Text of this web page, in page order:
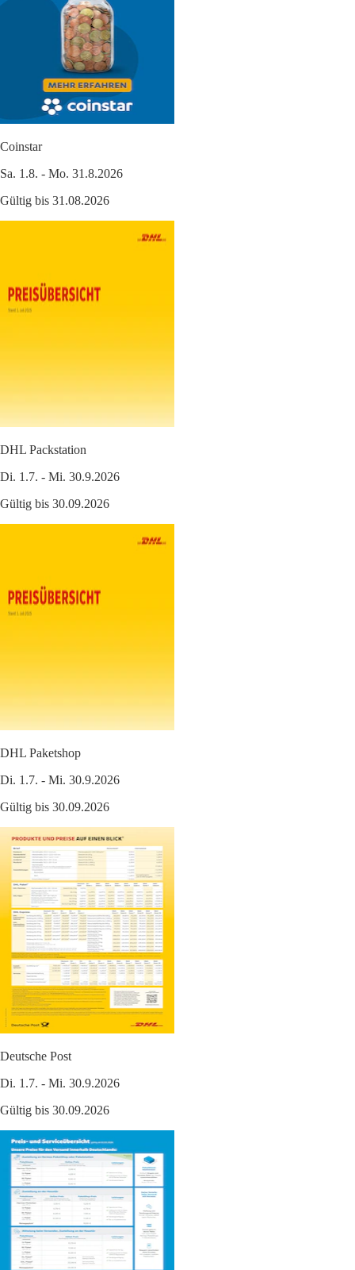
Coinstar
Sa. 1.8. - Mo. 31.8.2026
Gültig bis 31.08.2026
DHL Packstation
Di. 1.7. - Mi. 30.9.2026
Gültig bis 30.09.2026
DHL Paketshop
Di. 1.7. - Mi. 30.9.2026
Gültig bis 30.09.2026
Deutsche Post
Di. 1.7. - Mi. 30.9.2026
Gültig bis 30.09.2026